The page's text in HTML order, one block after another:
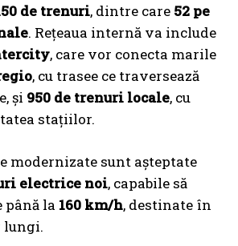
de trenuri, dintre care 52 pe
. Rețeaua internă va include
, care vor conecta marile
, cu trasee ce traversează
și 950 de trenuri locale, cu
stațiilor.
modernizate sunt așteptate
electrice noi, capabile să
până la 160 km/h, destinate în
lungi.